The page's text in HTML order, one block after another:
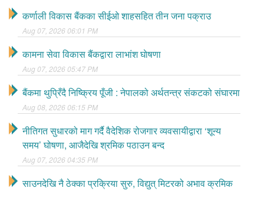
कर्णाली विकास बैंकका सीईओ शाहसहित तीन जना पक्राउ
Aug 07, 2026 06:01 PM
कामना सेवा विकास बैंकद्वारा लाभांश घाेषणा
Aug 07, 2026 05:47 PM
बैंकमा थुप्रिँदै निष्क्रिय पूँजी : नेपालको अर्थतन्त्र संकटको संघारमा
Aug 08, 2026 06:15 PM
नीतिगत सुधारको माग गर्दै वैदेशिक रोजगार व्यवसायीद्वारा ‘शून्य
समय’ घोषणा, आजैदेखि श्रमिक पठाउन बन्द
Aug 07, 2026 04:35 PM
साउनदेखि नै ठेक्का प्रक्रिया सुरु, विद्युत् मिटरको अभाव क्रमिक